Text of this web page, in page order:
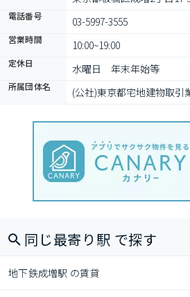
電話番号 03-5997-3555
営業時間 10:00~19:00
定休日 水曜日　年末年始等
所属団体名 (公社)東京都宅地建物取引
同じ最寄り駅 で探す
地下鉄成増駅 の賃貸